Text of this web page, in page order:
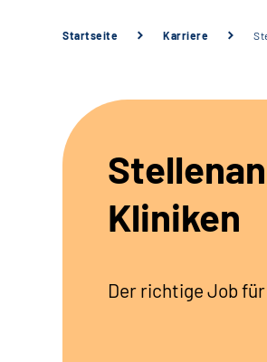
Startseite Karriere
Kliniken
Der richtige Job für